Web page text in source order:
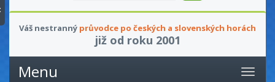
Váš nestranný průvodce po českých a slovenských horách
již od roku 2001
Menu